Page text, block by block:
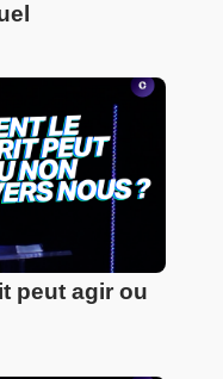
peut agir ou